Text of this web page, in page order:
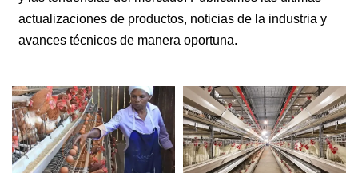
actualizaciones de productos, noticias de la industria y
avances técnicos de manera oportuna.